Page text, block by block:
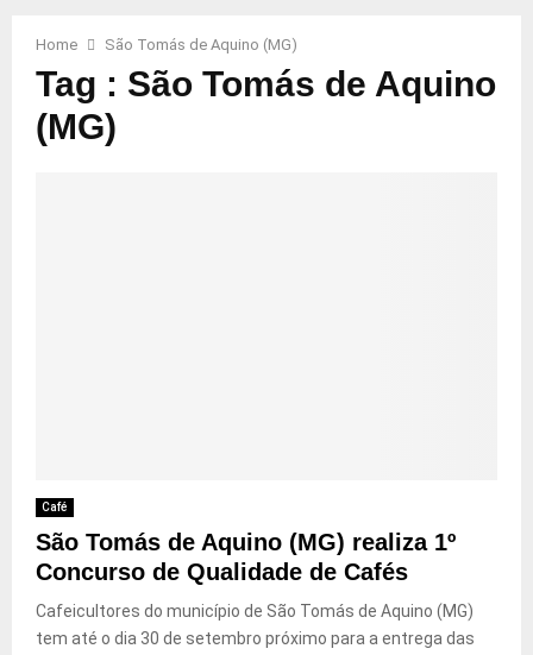
Home São Tomás de Aquino (MG)
Tag : São Tomás de Aquino
(MG)
Café
São Tomás de Aquino (MG) realiza 1º
Concurso de Qualidade de Cafés
Cafeicultores do município de São Tomás de Aquino (MG)
tem até o dia 30 de setembro próximo para a entrega das